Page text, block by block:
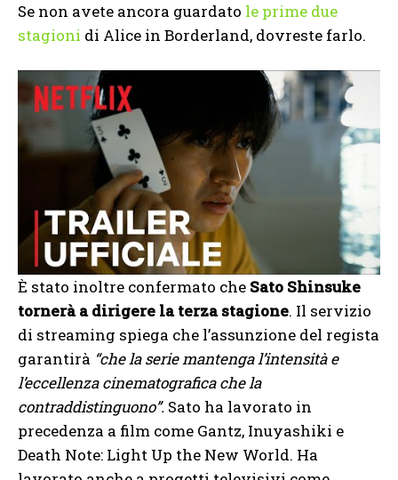
Se non avete ancora guardato le prime due
stagioni di Alice in Borderland, dovreste farlo.
È stato inoltre confermato che Sato Shinsuke
tornerà a dirigere la terza stagione. Il servizio
di streaming spiega che l’assunzione del regista
garantirà “che la serie mantenga l’intensità e
l’eccellenza cinematografica che la
contraddistinguono”. Sato ha lavorato in
precedenza a film come Gantz, Inuyashiki e
Death Note: Light Up the New World. Ha